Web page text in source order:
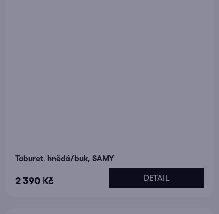
Taburet, hnědá/buk, SAMY
2 390 Kč DETAIL